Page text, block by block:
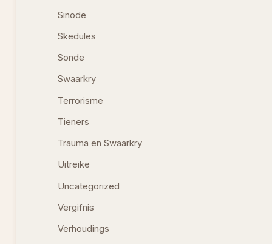
Sinode
Skedules
Sonde
Swaarkry
Terrorisme
Tieners
Trauma en Swaarkry
Uitreike
Uncategorized
Vergifnis
Verhoudings